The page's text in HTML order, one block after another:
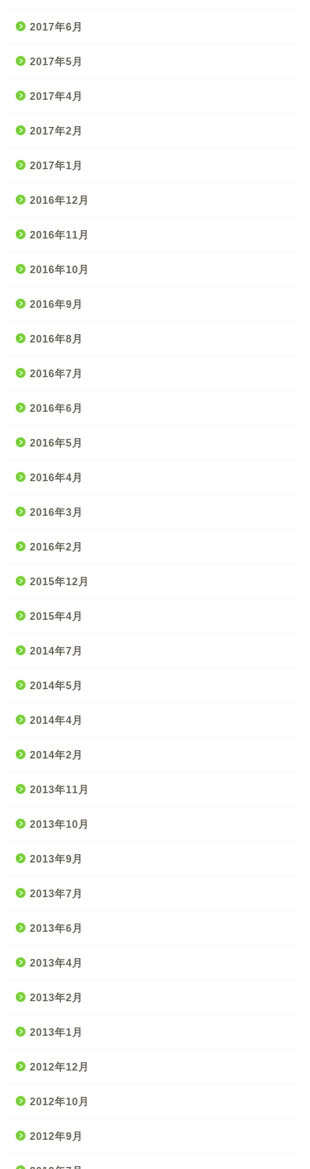
2017年6月
2017年5月
2017年4月
2017年2月
2017年1月
2016年12月
2016年11月
2016年10月
2016年9月
2016年8月
2016年7月
2016年6月
2016年5月
2016年4月
2016年3月
2016年2月
2015年12月
2015年4月
2014年7月
2014年5月
2014年4月
2014年2月
2013年11月
2013年10月
2013年9月
2013年7月
2013年6月
2013年4月
2013年2月
2013年1月
2012年12月
2012年10月
2012年9月